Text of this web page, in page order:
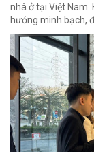
nhà ở tại Việt Nam.
hướng minh bạch,